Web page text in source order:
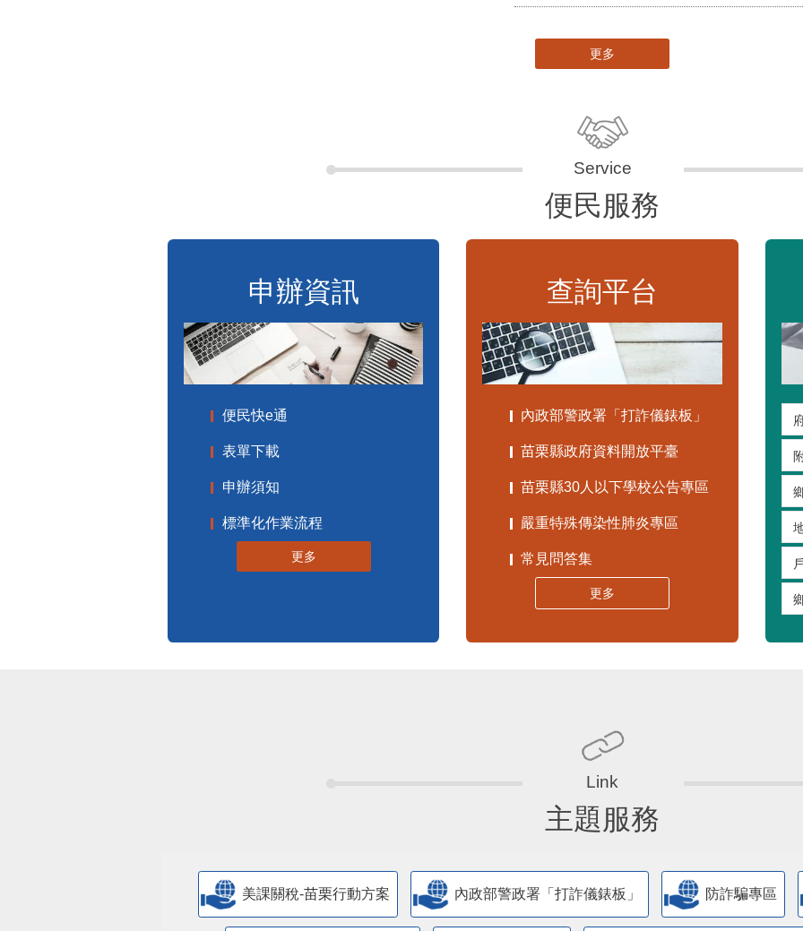
更多
便民服務
申辦資訊
便民快e通
表單下載
申辦須知
標準化作業流程
更多
查詢平台
內政部警政署「打詐儀錶板」
苗栗縣政府資料開放平臺
苗栗縣30人以下學校公告專區
嚴重特殊傳染性肺炎專區
常見問答集
更多
主題服務
美課關稅-苗栗行動方案 內政部警政署「打詐儀錶板」 防詐騙專區